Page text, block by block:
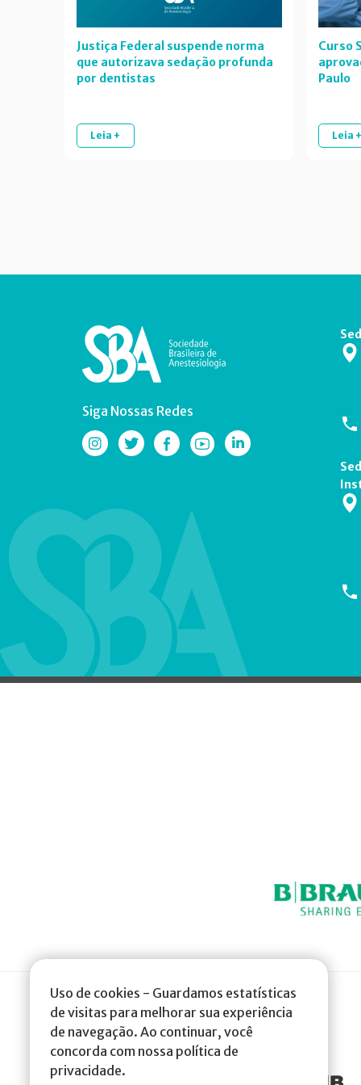
Uso de cookies - Guardamos estatísticas
de visitas para melhorar sua experiência
de navegação. Ao continuar, você
concorda com nossa política de
privacidade.
Justiça Federal suspende norma
que autorizava sedação profunda
por dentistas
Leia +
Curso
Paulo
Leia
Siga Nossas Redes